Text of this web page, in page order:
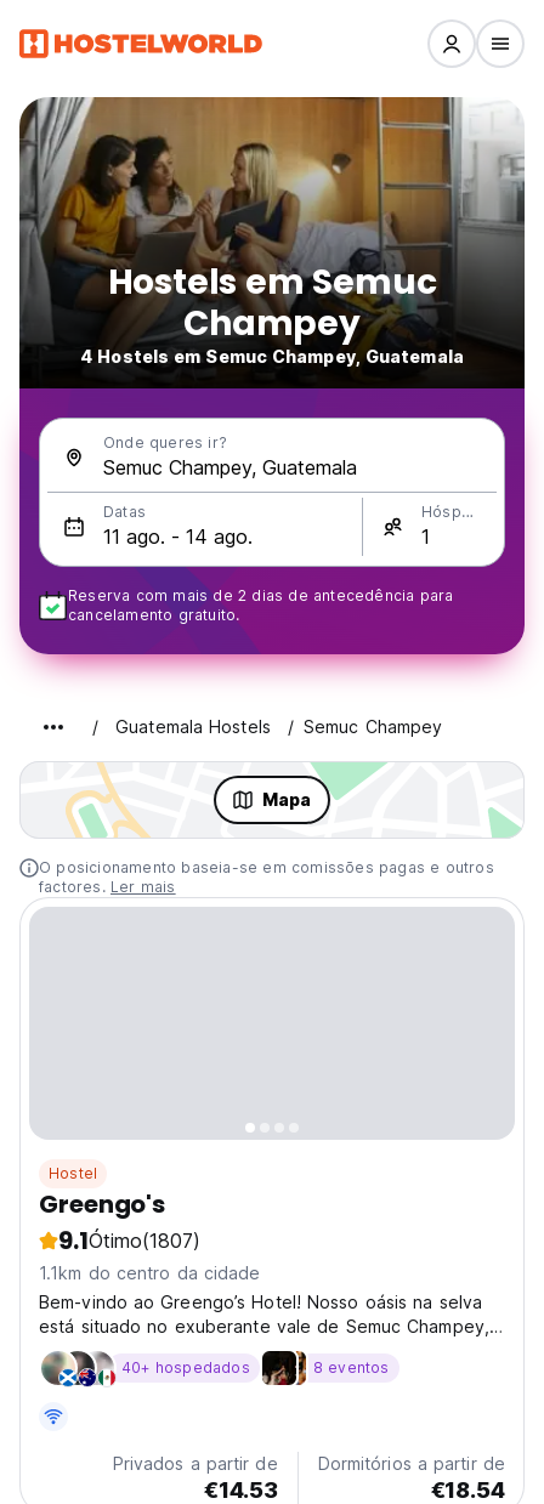
Hostels em Semuc
Champey
4 Hostels em Semuc Champey, Guatemala
Onde queres ir?
Datas Hóspedes
Reserva com mais de 2 dias de antecedência para
cancelamento gratuito.
Guatemala Hostels Semuc Champey
Mapa
O posicionamento baseia-se em comissões pagas e outros
factores. Ler mais
Hostel
Greengo's
9.1Ótimo(1807)
1.1km do centro da cidade
Bem-vindo ao Greengo’s Hotel! Nosso oásis na selva
está situado no exuberante vale de Semuc Champey,
a apenas 10 minutos
40+ hospedados 8 eventos
Privados a partir de
€14.53
Dormitórios a partir de
€18.54